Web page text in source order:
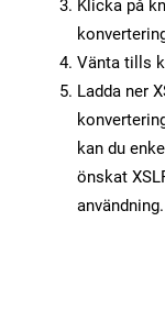
Klicka på
Vänta tills
Ladda ner
kan du
önskat
användning.